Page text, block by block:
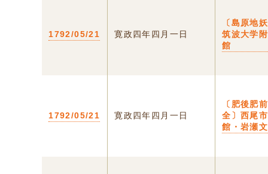
1792/05/21 寛政四年四月一日
〔島原地
筑波大学
館
1792/05/21 寛政四年四月一日
〔肥後
全〕西尾
館・岩瀬